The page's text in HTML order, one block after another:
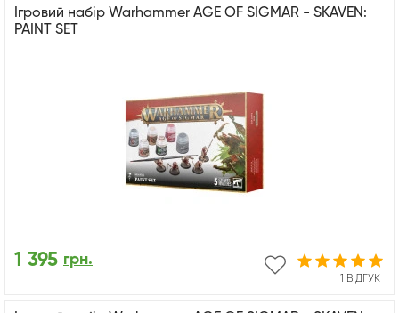
Ігровий набір Warhammer AGE OF SIGMAR - SKAVEN:
PAINT SET
1 ВІДГУК
1 395 грн.